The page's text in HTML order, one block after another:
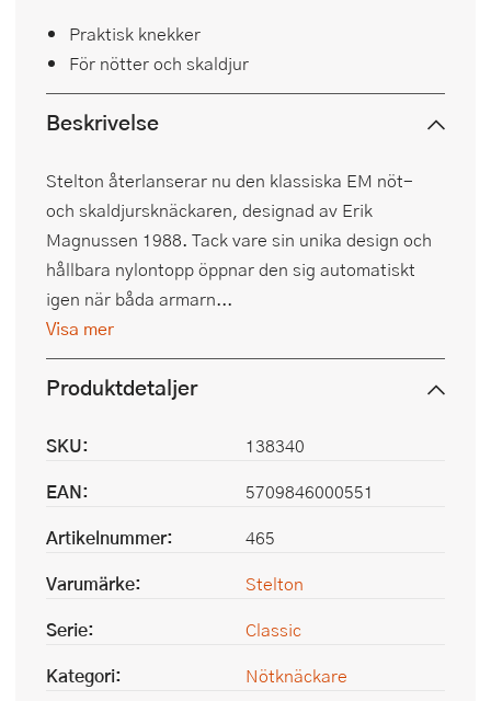
Praktisk knekker
För nötter och skaldjur
Beskrivelse
Stelton återlanserar nu den klassiska EM nöt-
och skaldjursknäckaren, designad av Erik
Magnussen 1988. Tack vare sin unika design och
hållbara nylontopp öppnar den sig automatiskt
igen när båda armarn...
Visa mer
Produktdetaljer
SKU:
138340
EAN:
5709846000551
Artikelnummer:
465
Varumärke:
Stelton
Serie:
Classic
Kategori:
Nötknäckare